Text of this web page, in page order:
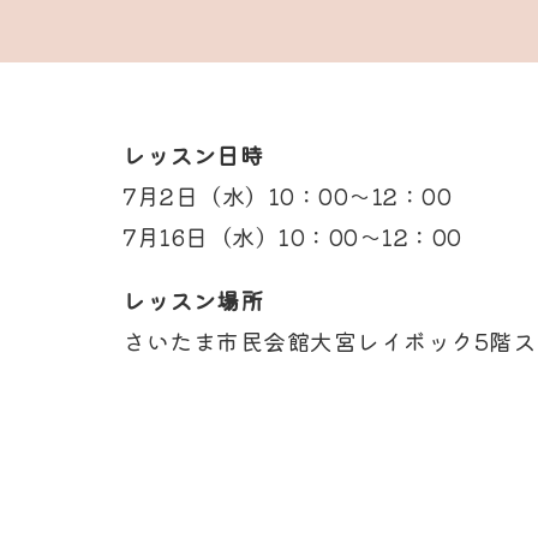
レッスン日時
7月2日（水）10：00～12：00
7月16日（水）10：00～12：00
レッスン場所
さいたま市民会館大宮レイボック5階